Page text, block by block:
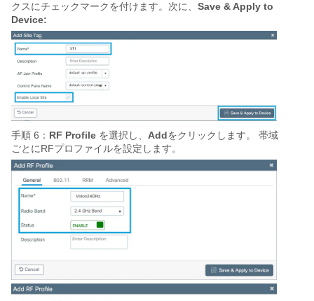
クスにチェックマークを付けます。次に、 Save & Apply to
Device:
手順 6： RF Profile を選択し、 Addをクリックします。
帯域
ごとにRFプロファイルを設定します。